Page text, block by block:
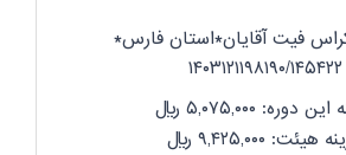
فیت آقایان*استان فارس*
۱۴۰۳۱۲۱۱۹۸۱۹۰/۱۴۵۴۲۲
دوره: ۵,۰۷۵,۰۰۰
ریال
هیئت: ۹,۴۲۵,۰۰۰
ریال